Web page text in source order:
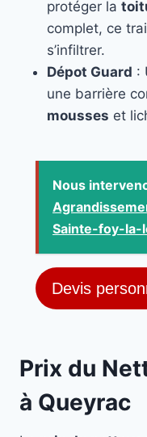
protéger la
complet, ce
s’infiltrer.
Dépot Guard :
une barrière
mousses et
Nous
Sainte-foy-la-
Devis
Prix du
à Queyrac